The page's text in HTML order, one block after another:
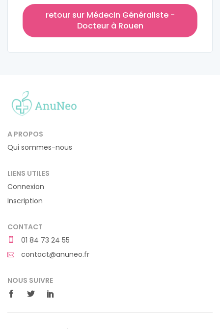
retour sur Médecin Généraliste -
Docteur à Rouen
A PROPOS
Qui sommes-nous
LIENS UTILES
Connexion
Inscription
CONTACT
01 84 73 24 55
contact@anuneo.fr
NOUS SUIVRE